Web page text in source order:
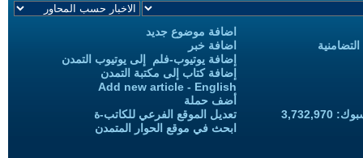
اضافة موضوع جديد
اضافة خبر
إضافة يوتيوب-فلم إلى يوتيوب التمدن
إضافة كتاب إلى مكتبة التمدن
Add new article - English
أضف حملة
تعديل الموقع الفرعي للكاتب-ة
ابحث في موقع الحوار المتمدن